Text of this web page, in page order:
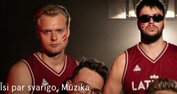
Īsi par svarīgo, Mūzika